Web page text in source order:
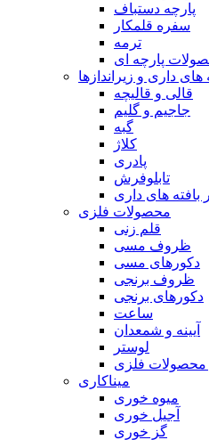
پارچه دستباف
سفره قلمکار
ترمه
پارچه ای
های داری و زیراندازها
قالی و قالیچه
جاجیم و گلیم
گبه
کلاژ
پادری
تابلوفرش
بافته های داری
محصولات فلزی
قلم زنی
ظروف مسی
دکورهای مسی
ظروف برنجی
دکورهای برنجی
ساعت
آیینه و شمعدان
لوستر
محصولات فلزی
میناکاری
میوه خوری
آجیل خوری
گز خوری